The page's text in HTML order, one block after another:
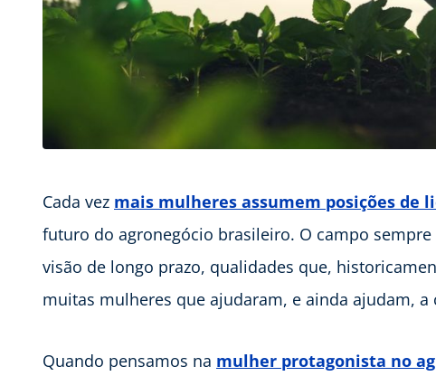
Cada vez mais mulheres assumem posições de
futuro do agronegócio brasileiro. O campo
visão de longo prazo, qualidades que,
muitas mulheres que ajudaram, e ainda ajudam,
Quando pensamos na mulher protagonista no